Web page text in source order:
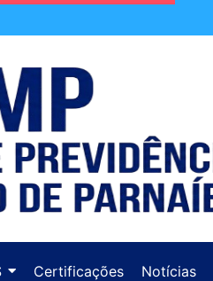
Certificações Notícias